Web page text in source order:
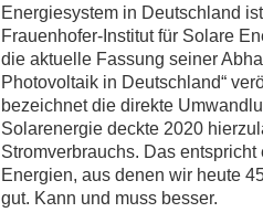
Energiesystem in Deutschland
Frauenhofer-Institut für Solare
die aktuelle Fassung seiner
Photovoltaik in Deutschland“
bezeichnet die direkte
Solarenergie deckte 2020
Stromverbrauchs. Das
Energien, aus denen wir heute
gut. Kann und muss besser.